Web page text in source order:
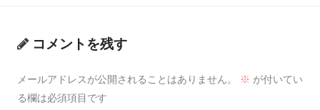
コメントを残す
メールアドレスが公開されることはありません。 ※ が付いてい
る欄は必須項目です